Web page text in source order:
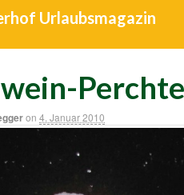
Urlaubsmagazin
on 4. Januar 2010